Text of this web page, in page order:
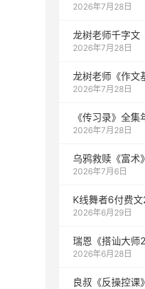
2026年7月28日
龙树老师千字文
2026年7月28日
龙树老师《作文
2026年7月28日
《传习录》全集
2026年7月28日
乌鸦救赎《富术
2026年7月6日
K线舞者6付费
2026年6月29日
瑞恩《搭讪大师
2026年6月28日
良叔《反操控课